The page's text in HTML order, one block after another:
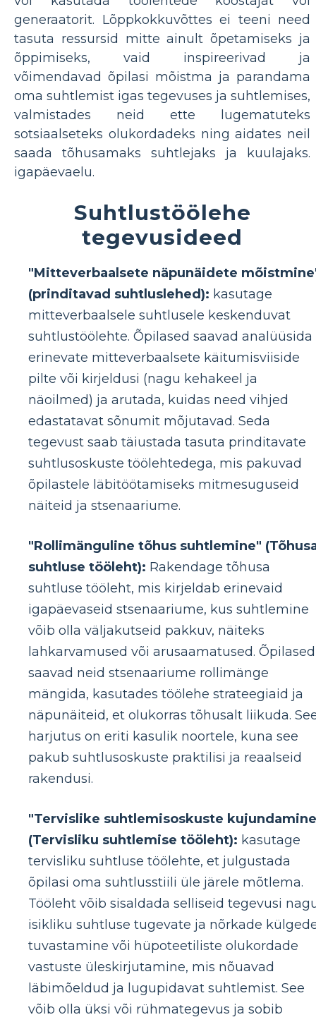
generaatorit. Lõppkokkuvõttes ei teeni need
tasuta ressursid mitte ainult õpetamiseks ja
õppimiseks, vaid inspireerivad ja
võimendavad õpilasi mõistma ja parandama
oma suhtlemist igas tegevuses ja suhtlemises,
valmistades neid ette lugematuteks
sotsiaalseteks olukordadeks ning aidates neil
saada tõhusamaks suhtlejaks ja kuulajaks.
igapäevaelu.
Suhtlustöölehe
tegevusideed
"Mitteverbaalsete näpunäidete
(prinditavad suhtluslehed): kasutage
mitteverbaalsele suhtlusele keskenduvat
suhtlustöölehte. Õpilased saavad analüüsida
erinevate mitteverbaalsete käitumisviiside
pilte või kirjeldusi (nagu kehakeel ja
näoilmed) ja arutada, kuidas need vihjed
edastatavat sõnumit mõjutavad. Seda
tegevust saab täiustada tasuta prinditavate
suhtlusoskuste töölehtedega, mis pakuvad
õpilastele läbitöötamiseks mitmesuguseid
näiteid ja stsenaariume.
"Rollimänguline tõhus suhtlemine"
suhtluse tööleht): Rakendage tõhusa
suhtluse tööleht, mis kirjeldab erinevaid
igapäevaseid stsenaariume, kus suhtlemine
võib olla väljakutseid pakkuv, näiteks
lahkarvamused või arusaamatused. Õpilased
saavad neid stsenaariume rollimänge
mängida, kasutades töölehe strateegiaid ja
näpunäiteid, et olukorras tõhusalt liikuda.
harjutus on eriti kasulik noortele, kuna see
pakub suhtlusoskuste praktilisi ja reaalseid
rakendusi.
"Tervislike suhtlemisoskuste
(Tervisliku suhtlemise tööleht): kasutage
tervisliku suhtluse töölehte, et julgustada
õpilasi oma suhtlusstiili üle järele mõtlema.
Tööleht võib sisaldada selliseid tegevusi
isikliku suhtluse tugevate ja nõrkade
tuvastamine või hüpoteetiliste olukordade
vastuste üleskirjutamine, mis nõuavad
läbimõeldud ja lugupidavat suhtlemist. See
võib olla üksi või rühmategevus ja sobib